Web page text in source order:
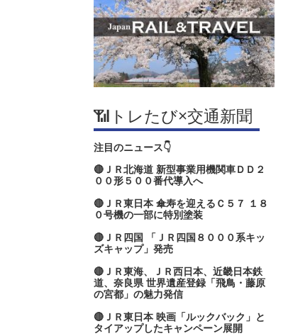
📶トレたび×交通新聞
注目のニュース👇
🔴ＪＲ北海道 新型事業用機関車ＤＤ２
００形５００番代導入へ
🔴ＪＲ東日本 傘寿を迎えるＣ５７ １８
０号機の一部に特別塗装
🔴ＪＲ四国 「ＪＲ四国８０００系キッ
ズキャップ」発売
🔴ＪＲ東海、ＪＲ西日本、近畿日本鉄
道、奈良県 世界遺産登録「飛鳥・藤原
の宮都」の魅力発信
🔴ＪＲ東日本 映画「ルックバック」と
タイアップしたキャンペーン展開